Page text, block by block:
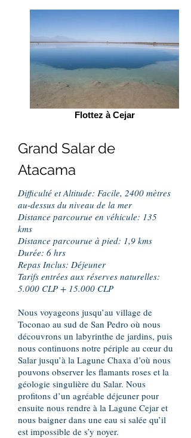
Flottez à Cejar
Grand Salar de
Atacama
Difficulté et Altitude: Facile, 2400 mètres
au-dessus du niveau de la mer
Distance parcourue en véhicule: 135
kms
Distance parcourue à pied: 1,9 kms
Durée: 6 hrs
Repas Inclus: Déjeuner
Tarifs entrées aux réserves naturelles:
5.000 CLP + 15.000 CLP
Nous voyageons jusqu’au village de
Toconao au sud de San Pedro où nous
découvrons un labyrinthe de jardins, puis
nous continuons notre périple au cœur du
Salar jusqu’à la Lagune Chaxa d’où nous
pouvons observer les flamants roses et la
géologie singulière du Salar. Nous
profitons d’un agréable déjeuner pour
ensuite nous rendre à la Lagune Cejar et
nous baigner dans une eau si salée qu’il
est impossible de s’y noyer.